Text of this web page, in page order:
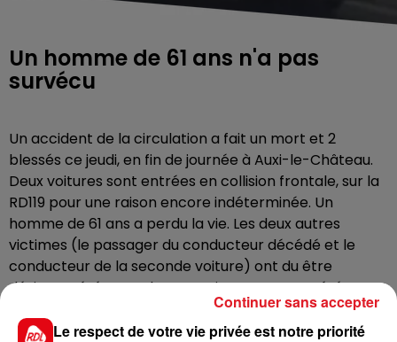
Un homme de 61 ans n'a pas
survécu
Un accident de la circulation a fait un mort et 2
blessés ce jeudi, en fin de journée à Auxi-le-Château.
Deux voitures sont entrées en collision frontale, sur la
RD119 pour une raison encore indéterminée. Un
homme de 61 ans a perdu la vie. Les deux autres
victimes (le passager du conducteur décédé et le
conducteur de la seconde voiture) ont du être
désincarcérées par les pompiers. La route a été
fermée à la circulation, le temps des opérations de
secours.Le respect de votre vie privée est notre priorité
Continuer sans accepter